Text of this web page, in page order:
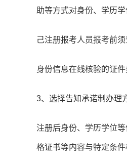
助等方式对身份、学历
己注册报考人员报考前
身份信息在线核验的证
3、选择告知承诺制办理
注册后身份、学历学位
格证书等内容与特定条